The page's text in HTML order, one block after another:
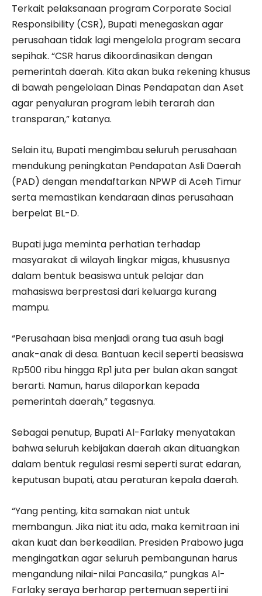
Terkait pelaksanaan program Corporate Social
Responsibility (CSR), Bupati menegaskan agar
perusahaan tidak lagi mengelola program secara
sepihak. “CSR harus dikoordinasikan dengan
pemerintah daerah. Kita akan buka rekening khusus
di bawah pengelolaan Dinas Pendapatan dan Aset
agar penyaluran program lebih terarah dan
transparan,” katanya.
Selain itu, Bupati mengimbau seluruh perusahaan
mendukung peningkatan Pendapatan Asli Daerah
(PAD) dengan mendaftarkan NPWP di Aceh Timur
serta memastikan kendaraan dinas perusahaan
berpelat BL-D.
Bupati juga meminta perhatian terhadap
masyarakat di wilayah lingkar migas, khususnya
dalam bentuk beasiswa untuk pelajar dan
mahasiswa berprestasi dari keluarga kurang
mampu.
“Perusahaan bisa menjadi orang tua asuh bagi
anak-anak di desa. Bantuan kecil seperti beasiswa
Rp500 ribu hingga Rp1 juta per bulan akan sangat
berarti. Namun, harus dilaporkan kepada
pemerintah daerah,” tegasnya.
Sebagai penutup, Bupati Al-Farlaky menyatakan
bahwa seluruh kebijakan daerah akan dituangkan
dalam bentuk regulasi resmi seperti surat edaran,
keputusan bupati, atau peraturan kepala daerah.
“Yang penting, kita samakan niat untuk
membangun. Jika niat itu ada, maka kemitraan ini
akan kuat dan berkeadilan. Presiden Prabowo juga
mengingatkan agar seluruh pembangunan harus
mengandung nilai-nilai Pancasila,” pungkas Al-
Farlaky seraya berharap pertemuan seperti ini